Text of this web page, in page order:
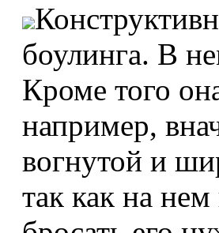
боулинга. В
Кроме того
например,
вогнутой и
так как на